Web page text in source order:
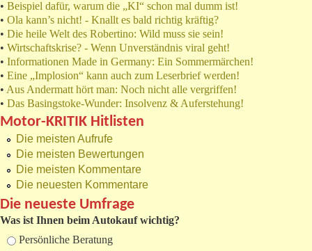
• Beispiel dafür, warum die „KI“ schon mal dumm ist!
• Ola kann’s nicht! - Knallt es bald richtig kräftig?
• Die heile Welt des Robertino: Wild muss sie sein!
• Wirtschaftskrise? - Wenn Unverständnis viral geht!
• Informationen Made in Germany: Ein Sommermärchen!
• Eine „Implosion“ kann auch zum Leserbrief werden!
• Aus Andermatt hört man: Noch nicht alle vergriffen!
• Das Basingstoke-Wunder: Insolvenz & Auferstehung!
Motor-KRITIK Hitlisten
Die meisten Aufrufe
Die meisten Bewertungen
Die meisten Kommentare
Die neuesten Kommentare
Die neueste Umfrage
Was ist Ihnen beim Autokauf wichtig?
Auswahlmöglichkeiten
Persönliche Beratung